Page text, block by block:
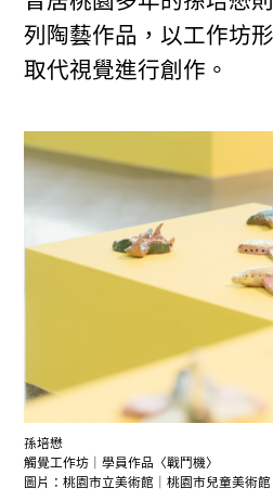
列陶藝作品，以工作坊
取代視覺進行創作。
孫培懋
觸覺工作坊｜學員作品〈戰鬥機〉
圖片：桃園市立美術館｜桃園市兒童美術館